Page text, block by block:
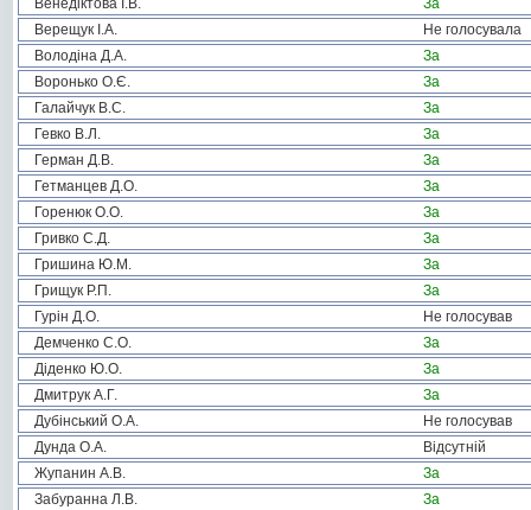
Венедіктова І.В.
За
Верещук І.А.
Не голосувала
Володіна Д.А.
За
Воронько О.Є.
За
Галайчук В.С.
За
Гевко В.Л.
За
Герман Д.В.
За
Гетманцев Д.О.
За
Горенюк О.О.
За
Гривко С.Д.
За
Гришина Ю.М.
За
Грищук Р.П.
За
Гурін Д.О.
Не голосував
Демченко С.О.
За
Діденко Ю.О.
За
Дмитрук А.Г.
За
Дубінський О.А.
Не голосував
Дунда О.А.
Відсутній
Жупанин А.В.
За
Забуранна Л.В.
За